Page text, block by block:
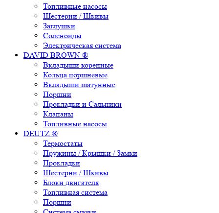
Топливные насосы
Шестерни / Шкивы
Заглушки
Соленоиды
Электрическая система
DAVID BROWN ®
Вкладыши коренные
Кольца поршневые
Вкладыши шатунные
Поршни
Прокладки и Сальники
Клапаны
Топливные насосы
DEUTZ ®
Термостаты
Пружины / Крышки / Замки
Прокладки
Шестерни / Шкивы
Блоки двигателя
Топливная система
Поршни